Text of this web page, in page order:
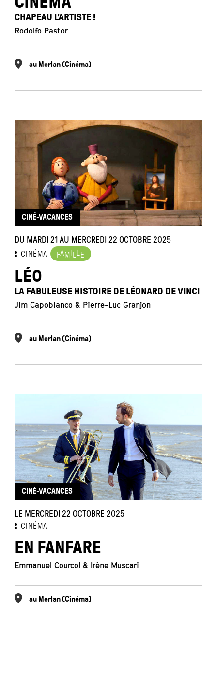
CHAPEAU L'ARTISTE !
Rodolfo Pastor
au Merlan (Cinéma)
CINÉ-VACANCES
DU MARDI 21 AU MERCREDI 22 OCTOBRE 2025
CINÉMA FAM LE
LÉO
LA FABULEUSE HISTOIRE DE LÉONARD DE VINCI
Jim Capobianco & Pierre-Luc Granjon
au Merlan (Cinéma)
CINÉ-VACANCES
LE MERCREDI 22 OCTOBRE 2025
CINÉMA
EN FANFARE
Emmanuel Courcol & Irène Muscari
au Merlan (Cinéma)